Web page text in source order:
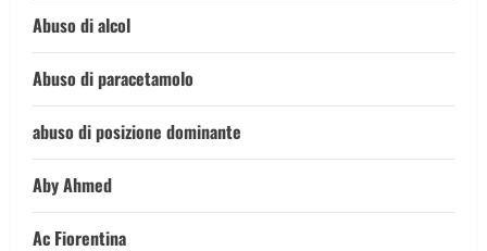
Abuso di alcol
Abuso di paracetamolo
abuso di posizione dominante
Aby Ahmed
Ac Fiorentina